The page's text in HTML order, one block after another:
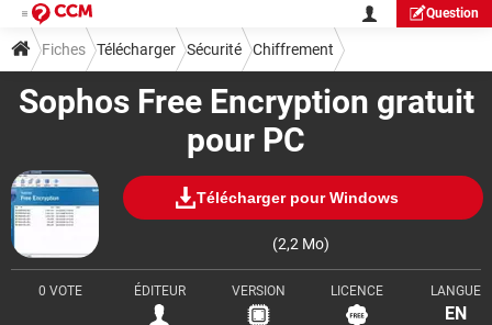
Question
Sophos Free Encryption gratuit
pour PC
Télécharger pour Windows
(2,2 Mo)
0 VOTE ÉDITEUR VERSION LICENCE LANGUE
EN
Fiches Télécharger Sécurité Chiffrement